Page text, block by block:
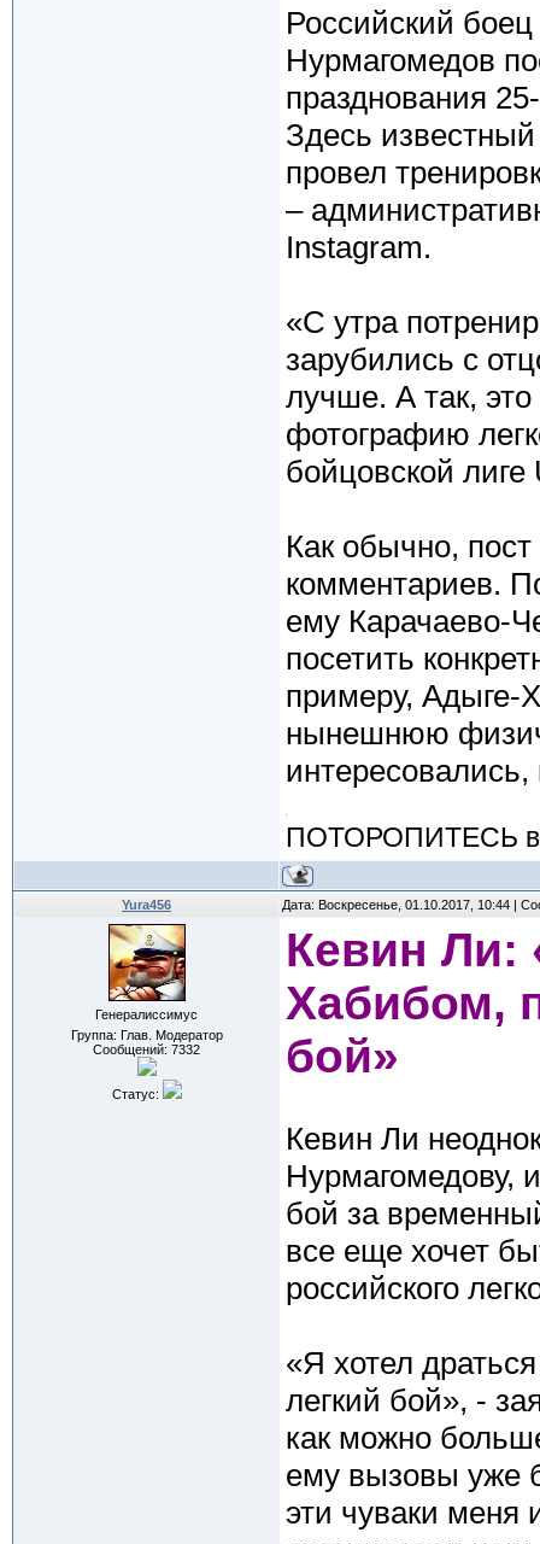
Российский
Нурмагомедов
празднования
Здесь известный
провел
–
Instagram.
«С утра
зарубились с
лучше. А так,
фотографию
бойцовской
Как обычно,
комментариев.
ему Карачаево-
посетить
примеру, Адыге-
нынешнюю
ПОТОРОПИТЕСЬ
Yura456 Дата: Воскресенье, 01.10.2017, 10:44 |
Генералиссимус
Группа: Глав. Модератор
Сообщений: 7332
Статус:
Кевин Ли:
Хабибом,
бой»
Кевин Ли
Нурмагомедову,
бой за
все еще хочет
российского
«Я хотел
легкий бой», -
как можно
ему вызовы уже
эти чуваки меня